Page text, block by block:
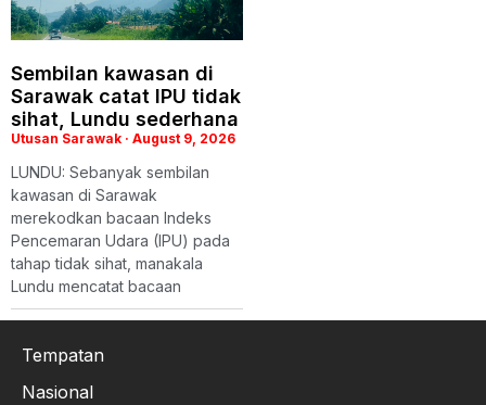
Sembilan kawasan di
Sarawak catat IPU tidak
sihat, Lundu sederhana
Utusan Sarawak August 9, 2026
LUNDU: Sebanyak sembilan
kawasan di Sarawak
merekodkan bacaan Indeks
Pencemaran Udara (IPU) pada
tahap tidak sihat, manakala
Lundu mencatat bacaan
Tempatan
Nasional